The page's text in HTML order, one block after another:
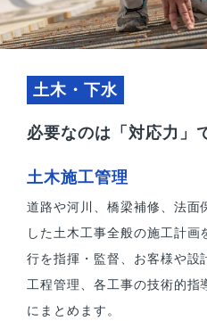
土木・下水
必要なのは「対応力」
⼟⽊施⼯管理
道路や河川、橋梁補修、法面
した土木工事全般の施工計画
行を指揮・監督、お客様や設
工程管理、各工事の技術的指
にまとめます。